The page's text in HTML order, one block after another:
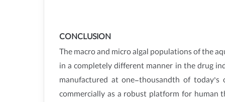
CONCLUSION
The macro and micro algal populations of the
in a completely different manner in the drug
manufactured at one-thousandth of
commercially as a robust platform for human